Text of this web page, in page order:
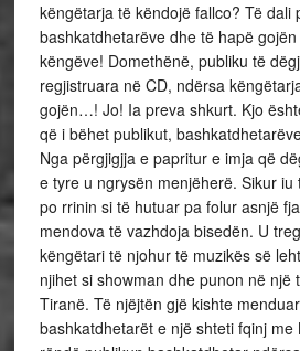
këngëtarja të këndojë fallco? Të dali
bashkatdhetarëve dhe të hapë
këngëve! Domethënë, publiku të
regjistruara në CD, ndërsa
gojën…! Jo! Ia preva shkurt. Kjo
që i bëhet publikut,
Nga përgjigjja e papritur e imja që
e tyre u ngrysën menjëherë. Sikur
po rrinin si të hutuar pa folur asnjë
mendova të vazhdoja bisedën. U
këngëtari të njohur të muzikës së
njihet si showman dhe punon në një
Tiranë. Të njëjtën gjë kishte
bashkatdhetarët e një shteti fqinj me